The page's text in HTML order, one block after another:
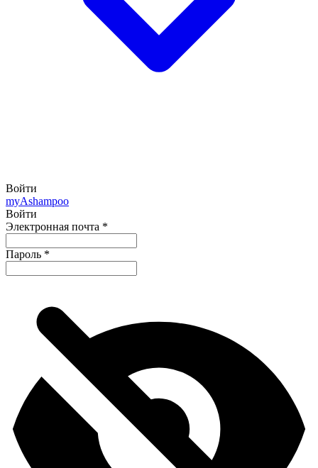
Войти
myAshampoo
Войти
Электронная почта *
Пароль *